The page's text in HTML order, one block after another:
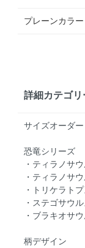
プレーンカラー
詳細カテゴリ
サイズオーダー
恐竜シリーズ
・ティラノサ
・ティラノサ
・トリケラトプ
・ステゴサウル
・ブラキオサ
柄デザイン